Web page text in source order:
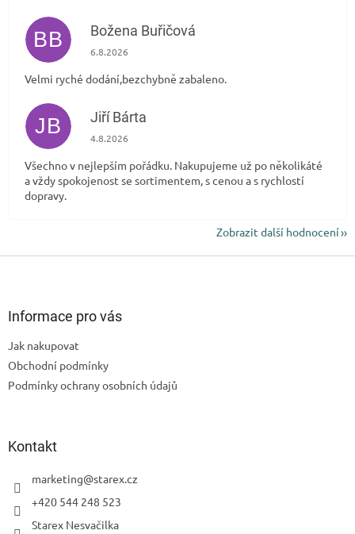
BB Božena Buřičová
Hodnocení obchodu je 5 z 5 hvězdiček.
6.8.2026
Velmi ryché dodání,bezchybně zabaleno.
JB Jiří Bárta
Hodnocení obchodu je 5 z 5 hvězdiček.
4.8.2026
Všechno v nejlepším pořádku. Nakupujeme už po několikáté
a vždy spokojenost se sortimentem, s cenou a s rychlostí
dopravy.
Zobrazit další hodnocení
Informace pro vás
Jak nakupovat
Obchodní podmínky
Podmínky ochrany osobních údajů
Kontakt
marketing@starex.cz
+420 544 248 523
Starex Nesvačilka